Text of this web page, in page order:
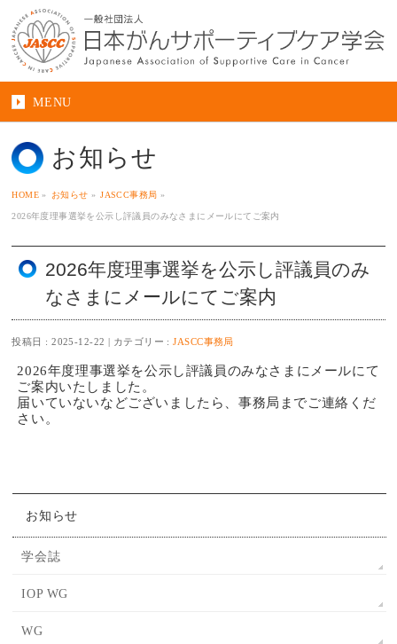
MENU
お知らせ
HOME » お知らせ » JASCC事務局 »
2026年度理事選挙を公示し評議員のみなさまにメールにてご案内
2026年度理事選挙を公示し評議員のみ
なさまにメールにてご案内
投稿日 : 2025-12-22 カテゴリー :JASCC事務局
2026年度理事選挙を公示し評議員のみなさまにメールにて
ご案内いたしました。
届いていないなどございましたら、事務局までご連絡くだ
さい。
お知らせ
学会誌
IOP WG
WG